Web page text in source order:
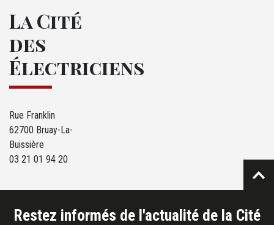
La Cité
des
Électriciens
Rue Franklin
62700 Bruay-La-
Buissière
03 21 01 94 20
Restez informés de l'actualité de la Cité